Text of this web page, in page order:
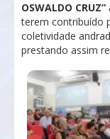
OSWALDO CRUZ”
terem contribuído
coletividade
prestando assim